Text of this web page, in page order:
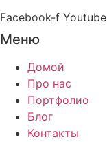
Facebook-f Youtube
Меню
Домой
Про нас
Портфолио
Блог
Контакты